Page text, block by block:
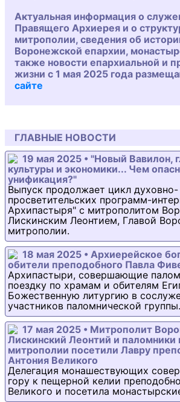
Актуальная информация о
Правящего Архиерея и о
митрополии, сведения об
Воронежской епархии,
также новости епархиальной и
жизни с 1 мая 2025 года
сайте
ГЛАВНЫЕ НОВОСТИ
19 мая 2025 • "Новый Вавилон,
культуры и экономики... Чем
унификация?"
Выпуск продолжает цикл духовно-
просветительских программ-
Архипастыря" с митрополитом
Лискинским Леонтием, Главой
митрополии.
18 мая 2025 • Архиерейское
обители преподобного Павла
Архипастыри, совершающие
поездку по храмам и обителям
Божественную литургию в
участников паломнической группы.
17 мая 2025 • Митрополит
Лискинский Леонтий и паломники
митрополии посетили Лавру
Антония Великого
Делегация монашествующих
гору к пещерной келии
Великого и посетила